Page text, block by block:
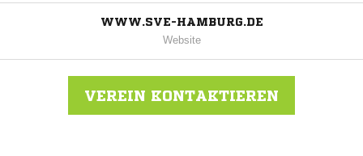
WWW.SVE-HAMBURG.DE
Website
VEREIN KONTAKTIEREN